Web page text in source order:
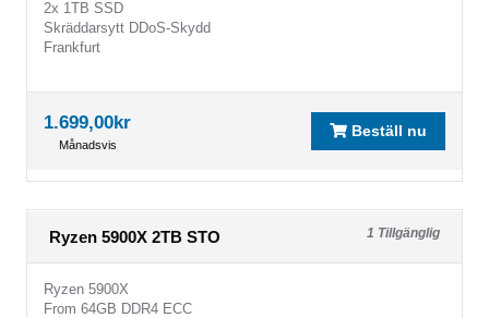
2x 1TB SSD
Skräddarsytt DDoS-Skydd
Frankfurt
1.699,00kr
Månadsvis
Beställ nu
Ryzen 5900X 2TB STO 1 Tillgänglig
Ryzen 5900X
From 64GB DDR4 ECC